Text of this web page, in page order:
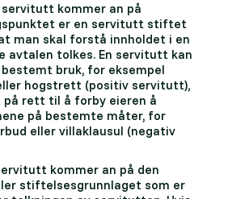
kommer an på
er en servitutt stiftet
man skal forstå innholdet i en
avtalen tolkes. En servitutt kan
bruk, for eksempel
hogstrett (positiv servitutt),
på rett til å forby eieren å
på bestemte måter, for
eller villaklausul (negativ
kommer an på den
stiftelsesgrunnlaget som er